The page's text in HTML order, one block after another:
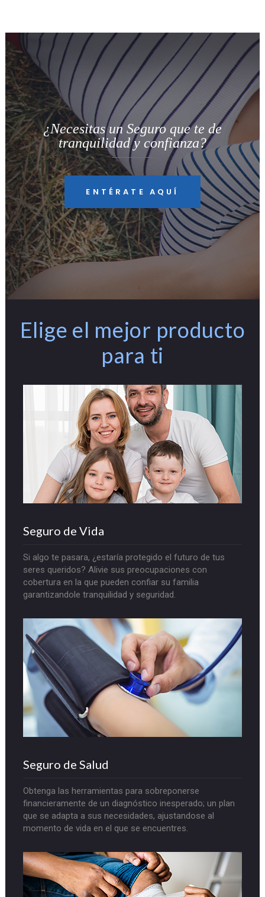
¿Necesitas un Seguro que te de
tranquilidad y confianza?
ENTÉRATE AQUÍ
Elige el mejor producto
para ti
Seguro de Vida
Si algo te pasara, ¿estaría protegido el futuro de tus
seres queridos? Alivie sus preocupaciones con
cobertura en la que pueden confiar su familia
garantizandole tranquilidad y seguridad.
Seguro de Salud
Obtenga las herramientas para sobreponerse
financieramente de un diagnóstico inesperado; un plan
que se adapta a sus necesidades, ajustandose al
momento de vida en el que se encuentres.